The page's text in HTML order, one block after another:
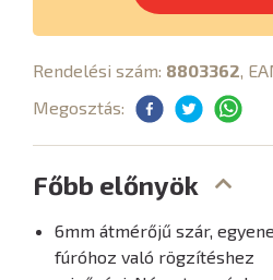
Rendelési szám: 8803362 ,
Megosztás:
Főbb előnyök
6mm átmérőjű szár,
fúróhoz való rögzítéshez